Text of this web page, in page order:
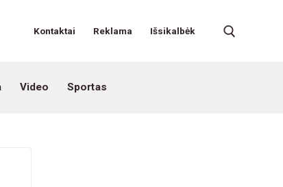
Kontaktai Reklama Išsikalbėk
Video Sportas